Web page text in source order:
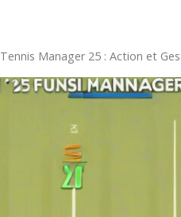
Tennis Manager 25 : Action et